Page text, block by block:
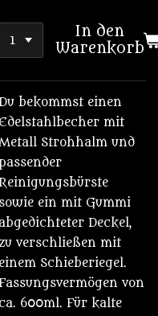
In den
Warenkorb
bekommst einen
Edelstahlbecher mit
Strohhalm und
sowie ein mit Gummi
abgedichteter Deckel,
verschließen mit
einem Schieberiegel.
von
ca. 600ml. Für kalte